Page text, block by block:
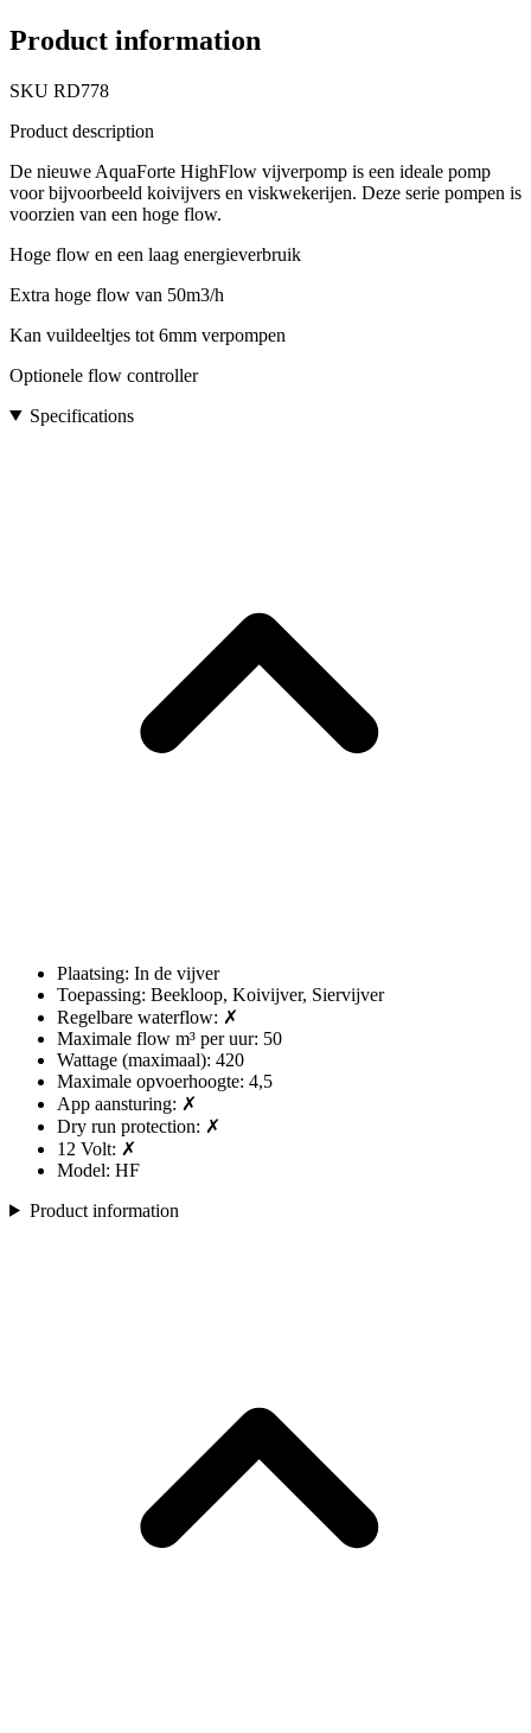
Product information
SKU RD778
Product description
De nieuwe AquaForte HighFlow vijverpomp is een ideale pomp
voor bijvoorbeeld koivijvers en viskwekerijen. Deze serie pompen is
voorzien van een hoge flow.
Hoge flow en een laag energieverbruik
Extra hoge flow van 50m3/h
Kan vuildeeltjes tot 6mm verpompen
Optionele flow controller
Specifications
Plaatsing: In de vijver
Toepassing: Beekloop, Koivijver, Siervijver
Regelbare waterflow: ✗
Maximale flow m³ per uur: 50
Wattage (maximaal): 420
Maximale opvoerhoogte: 4,5
App aansturing: ✗
Dry run protection: ✗
12 Volt: ✗
Model: HF
Product information